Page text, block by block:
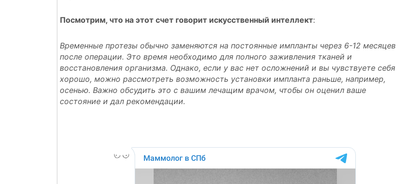
Посмотрим, что на этот счет говорит искусственный интеллект:
Временные протезы обычно заменяются на постоянные импланты через 6-12 месяцев
после операции. Это время необходимо для полного заживления тканей и
восстановления организма. Однако, если у вас нет осложнений и вы чувствуете себя
хорошо, можно рассмотреть возможность установки импланта раньше, например,
осенью. Важно обсудить это с вашим лечащим врачом, чтобы он оценил ваше
состояние и дал рекомендации.